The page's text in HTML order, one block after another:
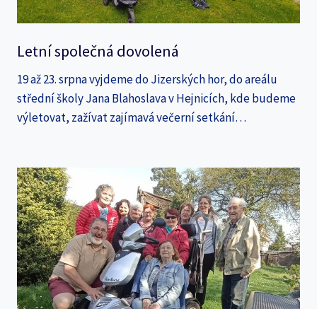
Letní společná dovolená
19 až 23. srpna vyjdeme do Jizerských hor, do areálu
střední školy Jana Blahoslava v Hejnicích, kde budeme
výletovat, zažívat zajímavá večerní setkání…